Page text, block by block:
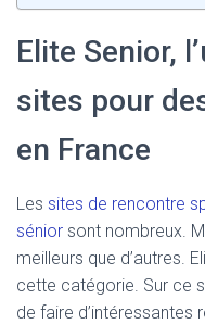
Elite Senior,
sites pour
en France
Les sites de rencontre
sénior sont nombreux.
meilleurs que d’autres.
cette catégorie. Sur ce
de faire d’intéressantes